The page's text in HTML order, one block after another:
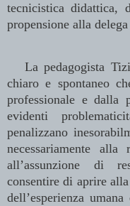
tecnicistica didattica,
propensione alla
La pedagogista
chiaro e spontaneo
professionale e dalla
evidenti
penalizzano
necessariamente alla
all’assunzione di
consentire di aprire
dell’esperienza